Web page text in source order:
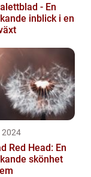
- En
inblick i en
2024
Red Head: En
skönhet